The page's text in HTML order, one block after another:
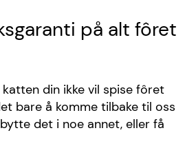
katten din ikke vil spise fôret
bare å komme tilbake til oss
det i noe annet, eller få
på alt fôret